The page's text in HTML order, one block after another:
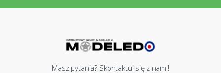
Masz pytania? Skontaktuj się z nami!